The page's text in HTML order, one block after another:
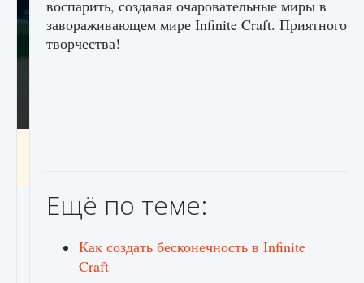
воспарить, создавая очаровательные миры в
завораживающем мире Infinite Craft. Приятного
творчества!
Ещё по теме:
Как создать бесконечность в Infinite
Craft